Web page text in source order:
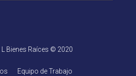
Bienes Raíces © 2020
Equipo de Trabajo